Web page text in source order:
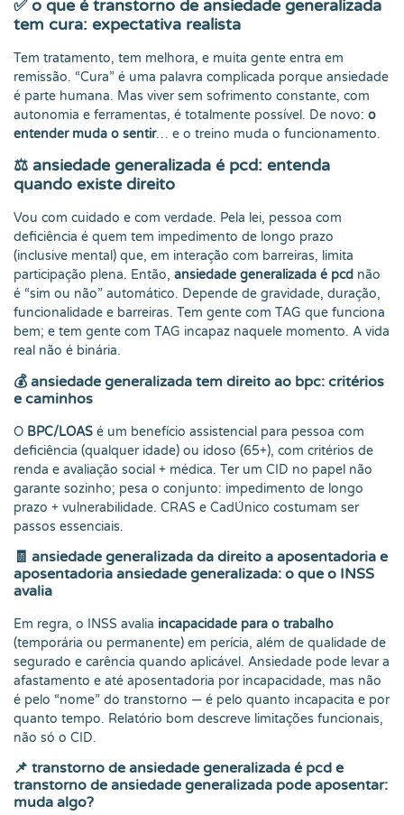
✅ o que é transtorno de ansiedade generalizada
tem cura: expectativa realista
Tem tratamento, tem melhora, e muita gente entra em
remissão. “Cura” é uma palavra complicada porque ansiedade
é parte humana. Mas viver sem sofrimento constante, com
autonomia e ferramentas, é totalmente possível. De novo: o
entender muda o sentir… e o treino muda o funcionamento.
⚖️ ansiedade generalizada é pcd: entenda
quando existe direito
Vou com cuidado e com verdade. Pela lei, pessoa com
deficiência é quem tem impedimento de longo prazo
(inclusive mental) que, em interação com barreiras, limita
participação plena. Então, ansiedade generalizada é pcd não
é “sim ou não” automático. Depende de gravidade, duração,
funcionalidade e barreiras. Tem gente com TAG que funciona
bem; e tem gente com TAG incapaz naquele momento. A vida
real não é binária.
💰 ansiedade generalizada tem direito ao bpc: critérios
e caminhos
O BPC/LOAS é um benefício assistencial para pessoa com
deficiência (qualquer idade) ou idoso (65+), com critérios de
renda e avaliação social + médica. Ter um CID no papel não
garante sozinho; pesa o conjunto: impedimento de longo
prazo + vulnerabilidade. CRAS e CadÚnico costumam ser
passos essenciais.
🧾 ansiedade generalizada da direito a aposentadoria e
aposentadoria ansiedade generalizada: o que o INSS
avalia
Em regra, o INSS avalia incapacidade para o trabalho
(temporária ou permanente) em perícia, além de qualidade de
segurado e carência quando aplicável. Ansiedade pode levar a
afastamento e até aposentadoria por incapacidade, mas não
é pelo “nome” do transtorno — é pelo quanto incapacita e por
quanto tempo. Relatório bom descreve limitações funcionais,
não só o CID.
📌 transtorno de ansiedade generalizada é pcd e
transtorno de ansiedade generalizada pode aposentar:
muda algo?